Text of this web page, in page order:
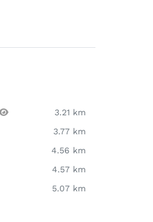
3.21 km
3.77 km
4.56 km
4.57 km
5.07 km